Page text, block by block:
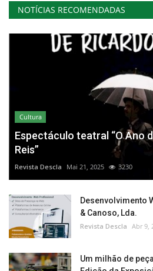
NOTÍCIAS RECOMENDADAS
Cultura
Espectáculo teatral “O Ano
Reis”
Revista Descla Mai 21, 2025 3230
Desenvolvimento
& Canoso, Lda.
Revista Descla Abr 9,
Um milhão de